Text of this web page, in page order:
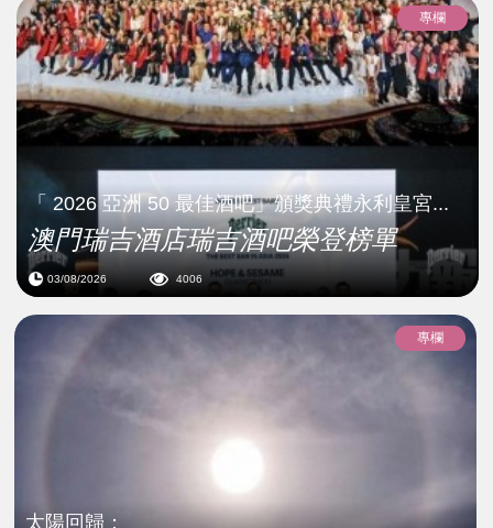
專欄
「 2026 亞洲 50 最佳酒吧」頒獎典禮永利皇宮...
澳門瑞吉酒店瑞吉酒吧榮登榜單
03/08/2026 4006
專欄
太陽回歸：